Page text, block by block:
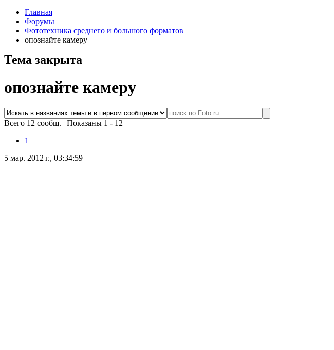
Главная
Форумы
Фототехника среднего и большого форматов
опознайте камеру
Тема закрыта
опознайте камеру
Всего 12 сообщ. | Показаны 1 - 12
1
5 мар. 2012 г., 03:34:59